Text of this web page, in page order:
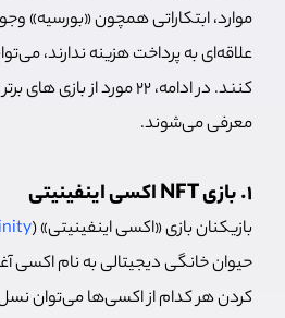
موارد، ابتکاراتی همچون «بورسیه»
علاقه‌ای به پرداخت هزینه ندارند،
معرفی می‌شوند.
۱. بازی NFT اکسی اینفینیتی
بازیکنان بازی «اکسی اینفینیتی» (
حیوان خانگی دیجیتالی به نام اکسی
کردن هر کدام از اکسی‌ها می‌توان